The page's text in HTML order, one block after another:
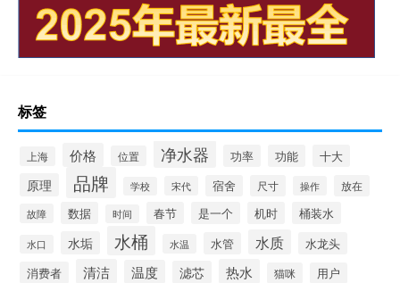
标签
上海 价格 位置 净水器 功率 功能 十大
原理 品牌 学校 宋代 宿舍 尺寸 操作 放在
故障 数据 时间 春节 是一个 机时 桶装水
水口 水垢 水桶 水温 水管 水质
水龙头
消费者
清洁 温度 滤芯 热水 猫咪 用户